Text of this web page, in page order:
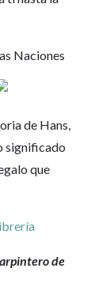
Naciones
de Hans,
significado
que
de